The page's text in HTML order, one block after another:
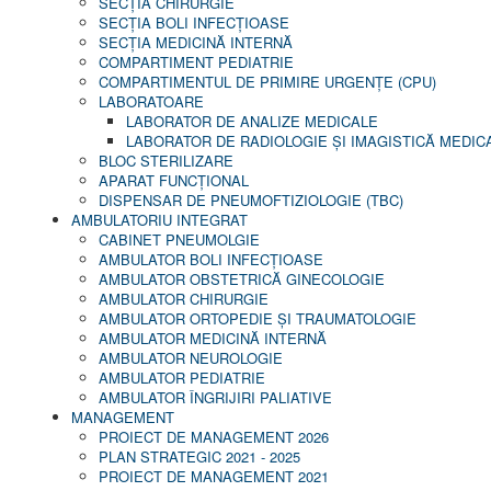
SECŢIA BOLI INFECŢIOASE
SECŢIA MEDICINĂ INTERNĂ
COMPARTIMENT PEDIATRIE
COMPARTIMENTUL DE PRIMIRE URGENȚE (CPU)
LABORATOARE
LABORATOR DE ANALIZE MEDICALE
LABORATOR DE RADIOLOGIE ŞI IMAGISTICĂ
BLOC STERILIZARE
APARAT FUNCŢIONAL
DISPENSAR DE PNEUMOFTIZIOLOGIE (TBC)
AMBULATORIU INTEGRAT
CABINET PNEUMOLGIE
AMBULATOR BOLI INFECŢIOASE
AMBULATOR OBSTETRICĂ GINECOLOGIE
AMBULATOR CHIRURGIE
AMBULATOR ORTOPEDIE ȘI TRAUMATOLOGIE
AMBULATOR MEDICINĂ INTERNĂ
AMBULATOR NEUROLOGIE
AMBULATOR PEDIATRIE
AMBULATOR ÎNGRIJIRI PALIATIVE
MANAGEMENT
PROIECT DE MANAGEMENT 2026
PLAN STRATEGIC 2021 - 2025
PROIECT DE MANAGEMENT 2021